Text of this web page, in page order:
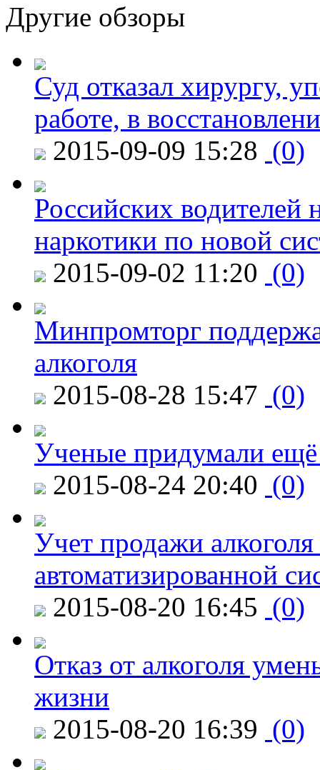
Другие обзоры
Суд отказал хирургу,
работе, в
2015-09-09 15:28 (0)
Российских водителей
наркотики по новой
2015-09-02 11:20 (0)
Минпромторг
алкоголя
2015-08-28 15:47 (0)
Ученые придумали ещё
2015-08-24 20:40 (0)
Учет продажи
автоматизированной
2015-08-20 16:45 (0)
Отказ от алкоголя
жизни
2015-08-20 16:39 (0)